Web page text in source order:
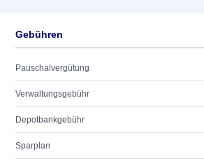
Gebühren
Pauschalvergütung
Verwaltungsgebühr
Depotbankgebühr
Sparplan